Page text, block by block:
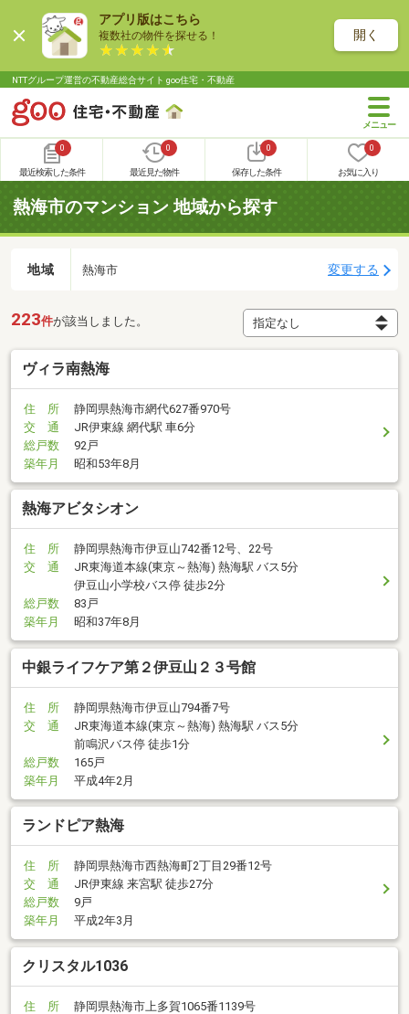
アプリ版はこちら
複数社の物件を探せる！ 開く
NTTグループ運営の不動産総合サイト goo住宅・不動産
0
最近検索した条件
0
最近見た物件
0
保存した条件
0
お気に入り
熱海市のマンション 地域から探す
地域 熱海市 変更する
223件が該当しました。
ヴィラ南熱海
住 所
静岡県熱海市網代627番970号
交 通
JR伊東線 網代駅 車6分
総戸数
92戸
築年月
昭和53年8月
熱海アビタシオン
住 所
静岡県熱海市伊豆山742番12号、22号
交 通
JR東海道本線(東京～熱海) 熱海駅 バス5分
伊豆山小学校バス停 徒歩2分
総戸数
83戸
築年月
昭和37年8月
中銀ライフケア第２伊豆山２３号館
住 所
静岡県熱海市伊豆山794番7号
交 通
JR東海道本線(東京～熱海) 熱海駅 バス5分
前鳴沢バス停 徒歩1分
総戸数
165戸
築年月
平成4年2月
ランドピア熱海
住 所
静岡県熱海市西熱海町2丁目29番12号
交 通
JR伊東線 来宮駅 徒歩27分
総戸数
9戸
築年月
平成2年3月
クリスタル1036
住 所
静岡県熱海市上多賀1065番1139号